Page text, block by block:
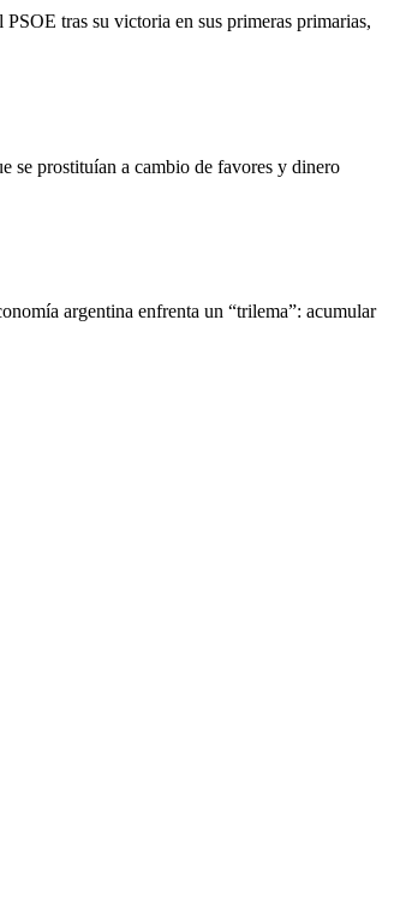
tras su victoria en sus primeras primarias,
se prostituían a cambio de favores y dinero
argentina enfrenta un “trilema”: acumular